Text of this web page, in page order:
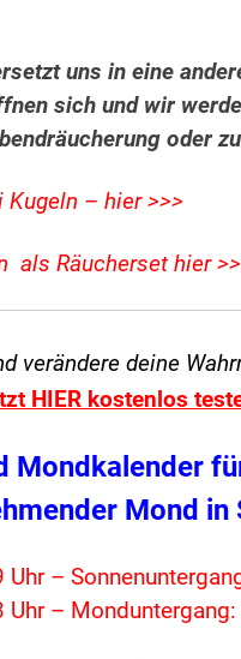
uns in eine
sich und wir
oder
Kugeln – hier >>>
als Räucherset hier
veränderedeine
HIER kostenlos
Mondkalender
Mond in
–
–